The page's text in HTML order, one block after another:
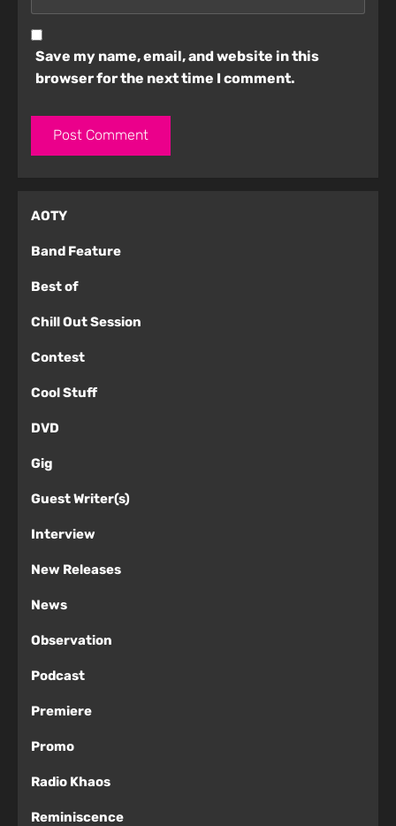
Save my name, email, and website in this
browser for the next time I comment.
AOTY
Band Feature
Best of
Chill Out Session
Contest
Cool Stuff
DVD
Gig
Guest Writer(s)
Interview
New Releases
News
Observation
Podcast
Premiere
Promo
Radio Khaos
Reminiscence